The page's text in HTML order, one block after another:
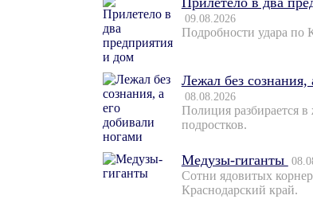
09.08.2026
Подробности удара по
Лежал без сознания,
08.08.2026
Полиция разбирается в
подростков.
Медузы-гиганты
Сотни ядовитых
Краснодарский край.